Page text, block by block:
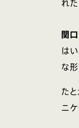
れた
関口
は
な形
た
ニケ